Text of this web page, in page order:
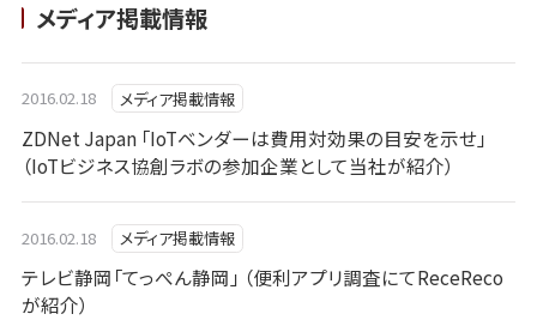
メディア掲載情報
2016.02.18 メディア掲載情報
ZDNet Japan 「IoTベンダーは費用対効果の目安を示せ」
（IoTビジネス協創ラボの参加企業として当社が紹介）
2016.02.18 メディア掲載情報
テレビ静岡「てっぺん静岡」 （便利アプリ調査にてReceReco
が紹介）